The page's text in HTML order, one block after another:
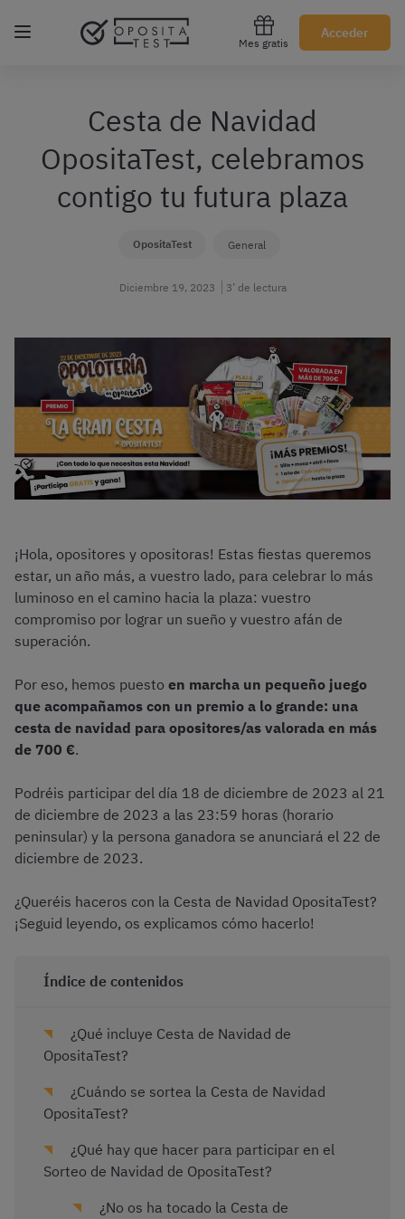
Mes gratis
Acceder
Regístrate gratis
Cesta de Navidad
OpositaTest, celebramos
contigo tu futura plaza
OpositaTest General
Diciembre 19, 2023 3’ de lectura
¡Hola, opositores y opositoras! Estas fiestas queremos
estar, un año más, a vuestro lado, para celebrar lo más
luminoso en el camino hacia la plaza: vuestro
compromiso por lograr un sueño y vuestro afán de
superación.
Por eso, hemos puesto en marcha un pequeño juego
que acompañamos con un premio a lo grande: una
cesta de navidad para opositores/as valorada en más
de 700 €.
Podréis participar del día 18 de diciembre de 2023 al 21
de diciembre de 2023 a las 23:59 horas (horario
peninsular) y la persona ganadora se anunciará el 22 de
diciembre de 2023.
¿Queréis haceros con la Cesta de Navidad OpositaTest?
¡Seguid leyendo, os explicamos cómo hacerlo!
Índice de contenidos
¿Qué incluye Cesta de Navidad de
OpositaTest?
¿Cuándo se sortea la Cesta de Navidad
OpositaTest?
¿Qué hay que hacer para participar en el
Sorteo de Navidad de OpositaTest?
¿No os ha tocado la Cesta de